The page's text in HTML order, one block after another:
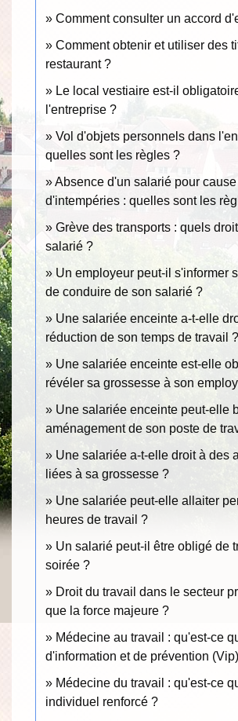
Comment consulter un accord
Comment obtenir et utiliser des
restaurant ?
Le local vestiaire est-il
l'entreprise ?
Vol d'objets personnels dans
quelles sont les règles ?
Absence d'un salarié pour cause
d'intempéries : quelles sont les
Grève des transports : quels
salarié ?
Un employeur peut-il s'informer
de conduire de son salarié ?
Une salariée enceinte a-t-elle
réduction de son temps de travail ?
Une salariée enceinte est-elle
révéler sa grossesse à son
Une salariée enceinte peut-elle
aménagement de son poste de
Une salariée a-t-elle droit à des
liées à sa grossesse ?
Une salariée peut-elle allaiter
heures de travail ?
Un salarié peut-il être obligé de
soirée ?
Droit du travail dans le secteur
que la force majeure ?
Médecine au travail : qu'est-ce
d'information et de prévention
Médecine du travail : qu'est-ce
individuel renforcé ?